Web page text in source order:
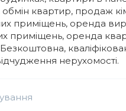
обмін квартир, продаж
приміщень, оренда
приміщень, оренда
нерухомості.